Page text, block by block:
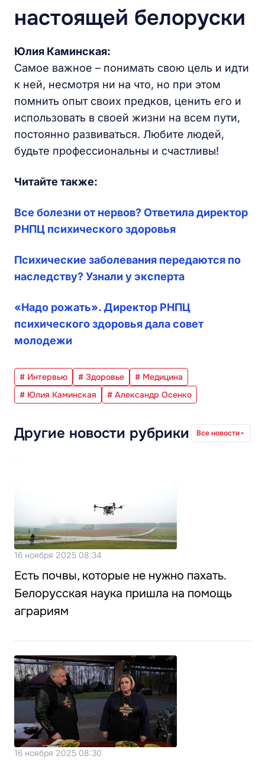
настоящей белоруски
Юлия Каминская:
Самое важное – понимать свою цель и идти
к ней, несмотря ни на что, но при этом
помнить опыт своих предков, ценить его и
использовать в своей жизни на всем пути,
постоянно развиваться. Любите людей,
будьте профессиональны и счастливы!
Читайте также:
Все болезни от нервов? Ответила директор
РНПЦ психического здоровья
Психические заболевания передаются по
наследству? Узнали у эксперта
«Надо рожать». Директор РНПЦ
психического здоровья дала совет
молодежи
# Интервью # Здоровье
# Медицина
# Юлия Каминская
# Александр Осенко
Другие новости рубрики Все новости
16 ноября 2025 08:34
Есть почвы, которые не нужно пахать.
Белорусская наука пришла на помощь
аграриям
16 ноября 2025 08:30